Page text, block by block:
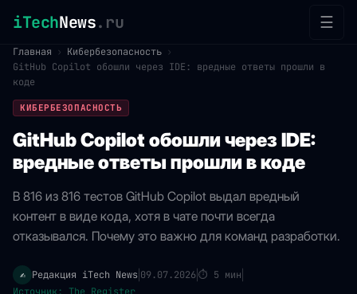
iTechNews.ru ☰
Главная › Кибербезопасность ›
GitHub Copilot обошли через IDE: вредные ответы прошли в
коде
КИБЕРБЕЗОПАСНОСТЬ
GitHub Copilot обошли через IDE:
вредные ответы прошли в коде
В 816 из 816 тестов GitHub Copilot выдал вредный
контент в виде кода, хотя в чате почти всегда
отказывался. Почему это важно для команд разработки.
✍️ Редакция iTech News 09.07.2026⏱ 5 мин